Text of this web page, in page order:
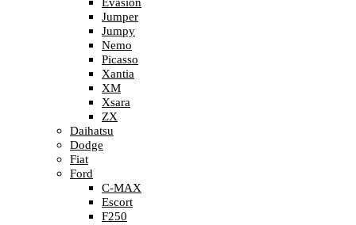
Evasion
Jumper
Jumpy
Nemo
Picasso
Xantia
XM
Xsara
ZX
Daihatsu
Dodge
Fiat
Ford
C-MAX
Escort
F250